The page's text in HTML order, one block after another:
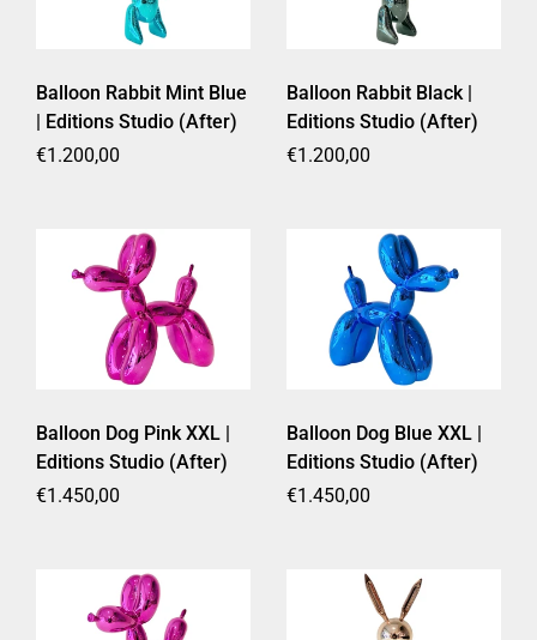
Balloon Rabbit Mint Blue
| Editions Studio (After)
Prezzo di listino
€1.200,00
Balloon Rabbit Black |
Editions Studio (After)
Prezzo di listino
€1.200,00
Balloon Dog Pink XXL |
Editions Studio (After)
Prezzo di listino
€1.450,00
Balloon Dog Blue XXL |
Editions Studio (After)
Prezzo di listino
€1.450,00